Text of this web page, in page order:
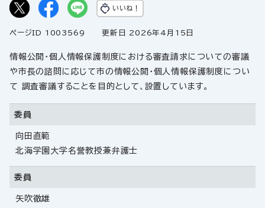
いいね！
ページID 1003569 更新日 2026年4月15日
情報公開・個人情報保護制度における審査請求についての審議
や市長の諮問に応じて市の情報公開・個人情報保護制度につい
て 調査審議することを目的として、設置しています。
委員
向田直範
北海学園大学名誉教授兼弁護士
委員
矢吹徹雄